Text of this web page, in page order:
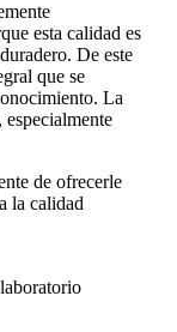
esta calidad es
De este
que se
La
de ofrecerle
la calidad